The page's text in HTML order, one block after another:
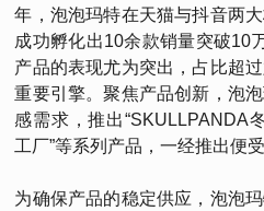
年，泡泡玛特在天猫与抖音两
成功孵化出10余款销量突破10
产品的表现尤为突出，占比超
重要引擎。聚焦产品创新，泡
感需求，推出“SKULLPANDA
工厂”等系列产品，一经推出便
为确保产品的稳定供应，泡泡